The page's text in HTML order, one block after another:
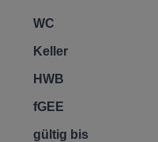
WC
Keller
HWB
fGEE
gültig bis